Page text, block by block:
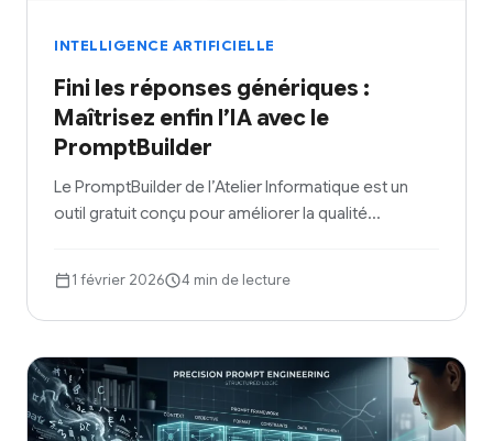
INTELLIGENCE ARTIFICIELLE
Fini les réponses génériques :
Maîtrisez enfin l’IA avec le
PromptBuilder
Le PromptBuilder de l’Atelier Informatique est un
outil gratuit conçu pour améliorer la qualité…
1 février 2026 4 min de lecture